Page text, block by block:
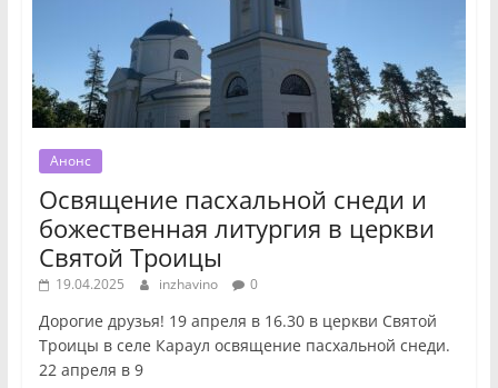
Анонс
Освящение пасхальной снеди и
божественная литургия в церкви
Святой Троицы
19.04.2025 inzhavino 0
Дорогие друзья! 19 апреля в 16.30 в церкви Святой
Троицы в селе Караул освящение пасхальной снеди.
22 апреля в 9